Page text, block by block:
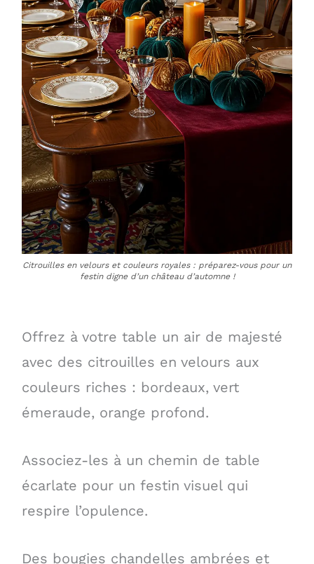
Citrouilles en velours et couleurs royales : préparez-vous pour un
festin digne d’un château d’automne !
Offrez à votre table un air de majesté
avec des citrouilles en velours aux
couleurs riches : bordeaux, vert
émeraude, orange profond.
Associez-les à un chemin de table
écarlate pour un festin visuel qui
respire l’opulence.
Des bougies chandelles ambrées et